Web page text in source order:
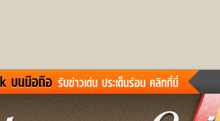
ข่าวสั้น